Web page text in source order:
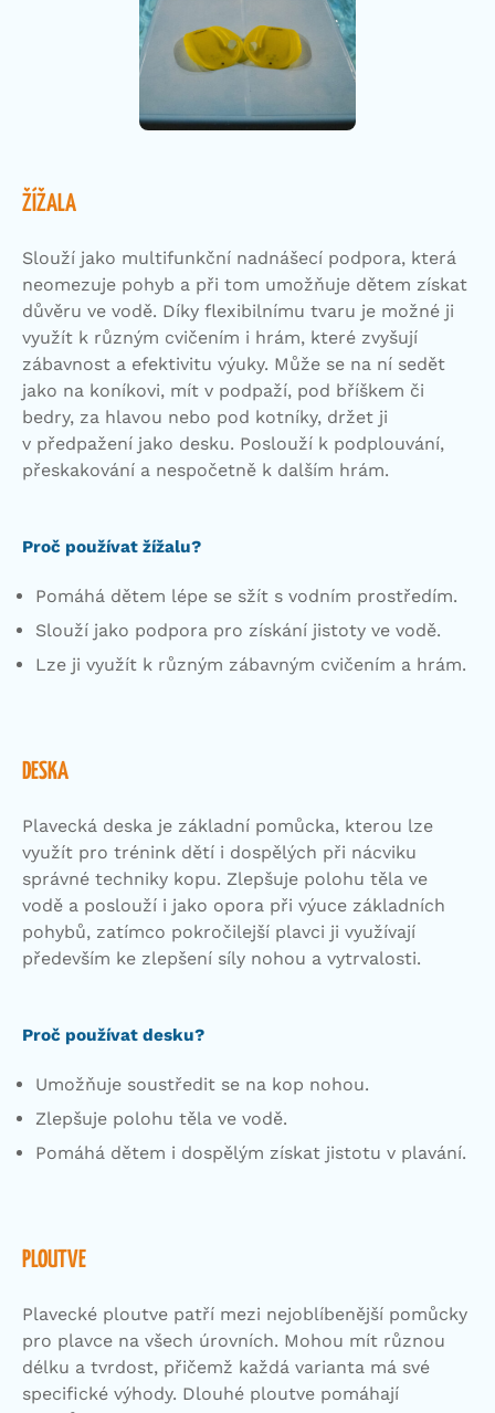
ŽÍŽALA
Slouží jako multifunkční nadnášecí podpora, která
neomezuje pohyb a při tom umožňuje dětem získat
důvěru ve vodě. Díky flexibilnímu tvaru je možné ji
využít k různým cvičením i hrám, které zvyšují
zábavnost a efektivitu výuky. Může se na ní sedět
jako na koníkovi, mít v podpaží, pod bříškem či
bedry, za hlavou nebo pod kotníky, držet ji
v předpažení jako desku. Poslouží k podplouvání,
přeskakování a nespočetně k dalším hrám.
Proč používat žížalu?
Pomáhá dětem lépe se sžít s vodním prostředím.
Slouží jako podpora pro získání jistoty ve vodě.
Lze ji využít k různým zábavným cvičením a hrám.
DESKA
Plavecká deska je základní pomůcka, kterou lze
využít pro trénink dětí i dospělých při nácviku
správné techniky kopu. Zlepšuje polohu těla ve
vodě a poslouží i jako opora při výuce základních
pohybů, zatímco pokročilejší plavci ji využívají
především ke zlepšení síly nohou a vytrvalosti.
Proč používat desku?
Umožňuje soustředit se na kop nohou.
Zlepšuje polohu těla ve vodě.
Pomáhá dětem i dospělým získat jistotu v plavání.
PLOUTVE
Plavecké ploutve patří mezi nejoblíbenější pomůcky
pro plavce na všech úrovních. Mohou mít různou
délku a tvrdost, přičemž každá varianta má své
specifické výhody. Dlouhé ploutve pomáhají